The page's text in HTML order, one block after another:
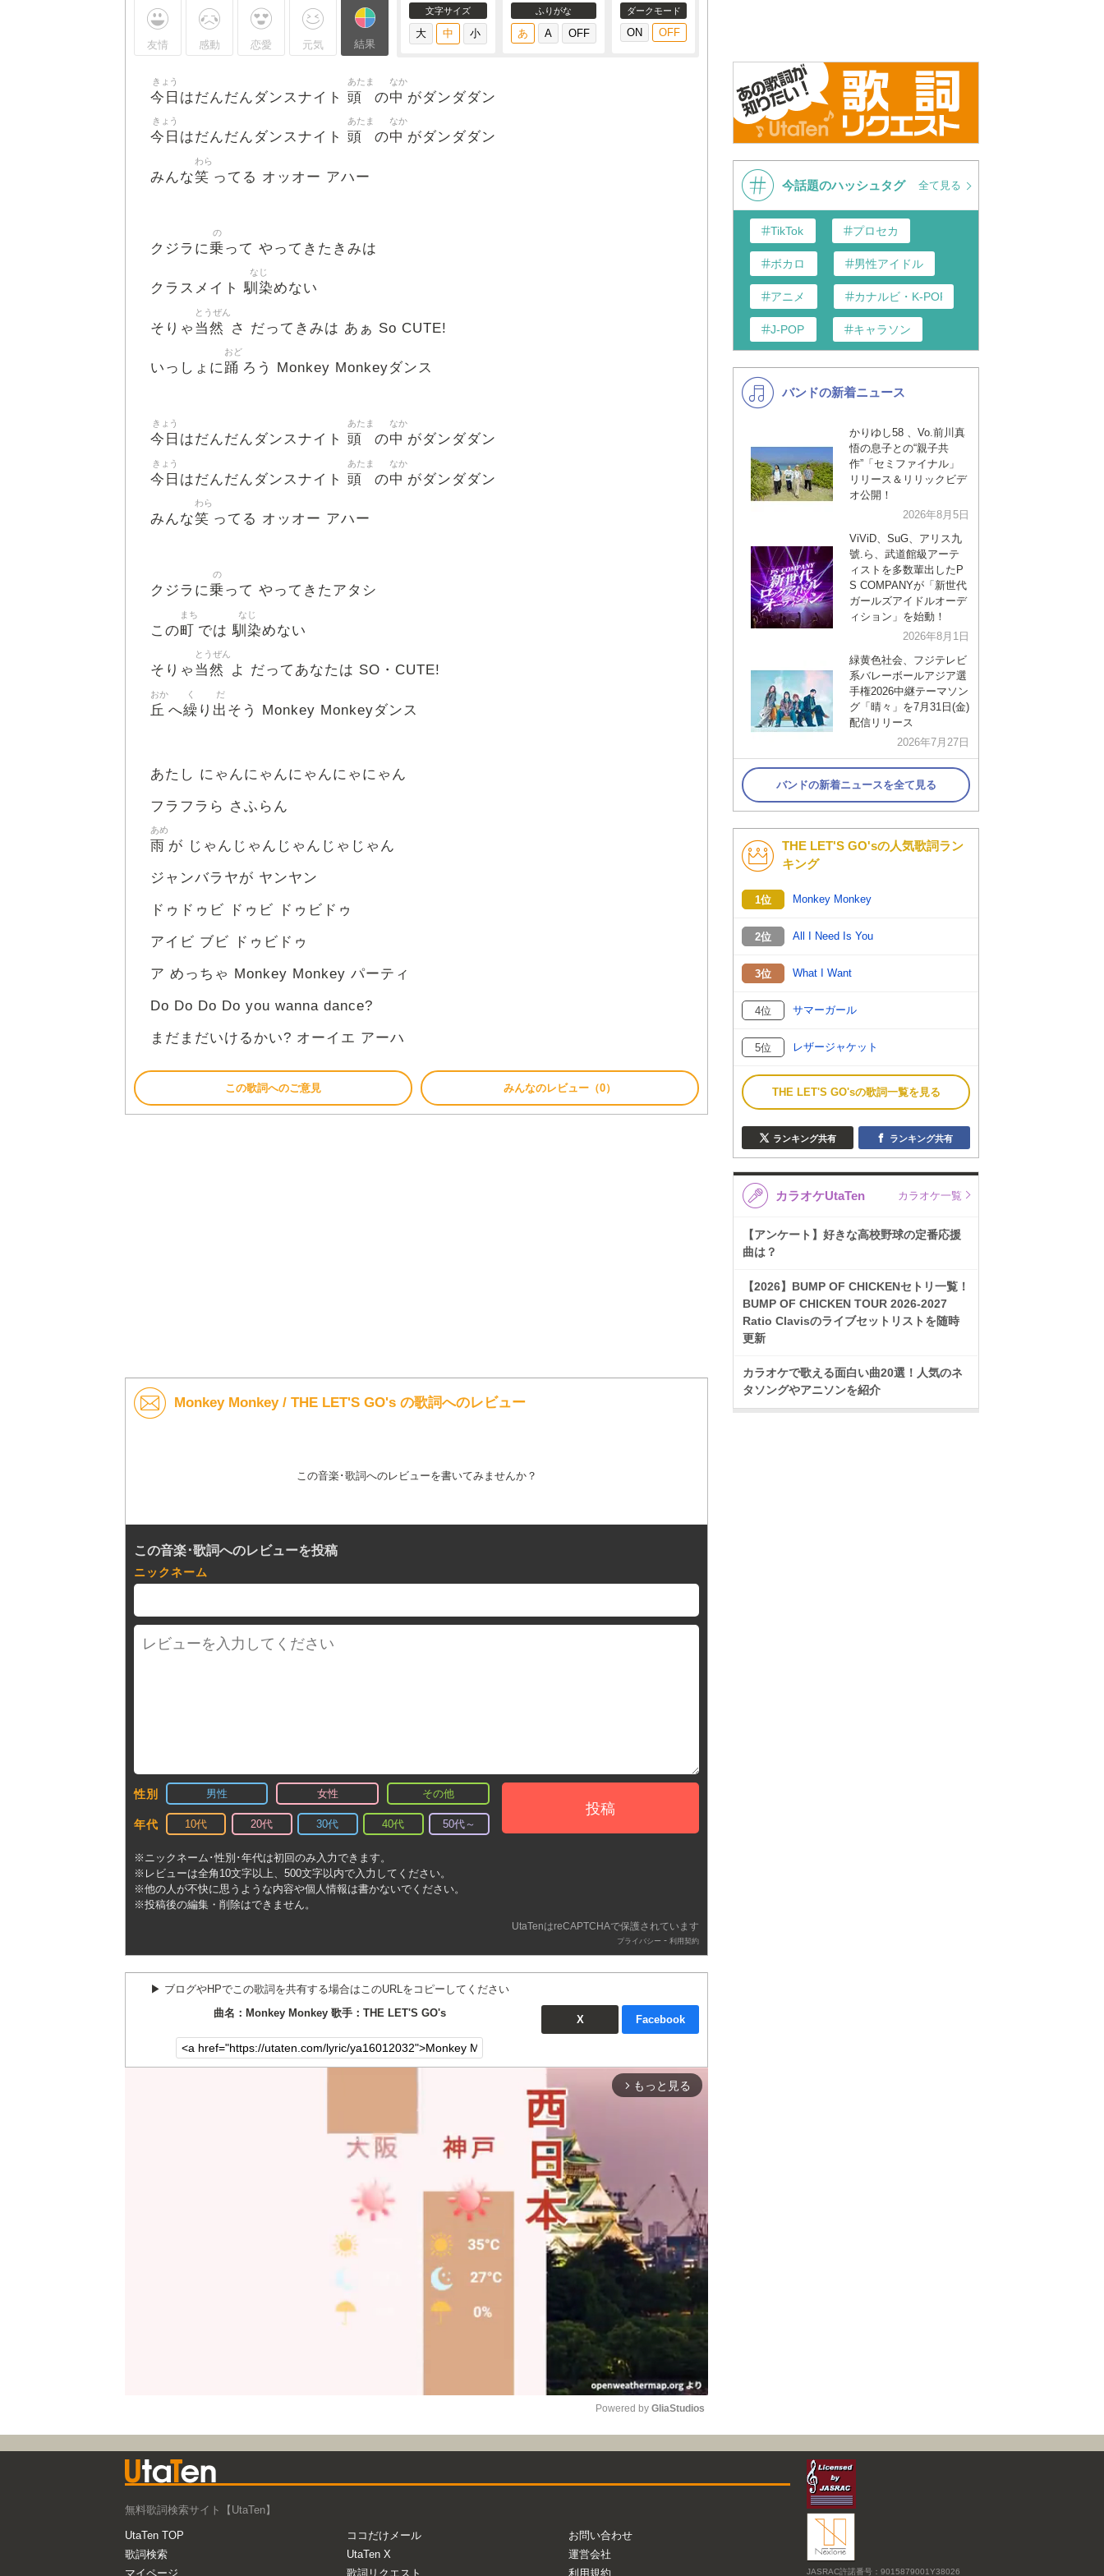
友情 感動 恋愛 元気 結果
文字サイズ ふりがな ダークモード
今日
きょう
はだんだんダンスナイト 頭
あたま
の中
なか
がダンダダン
今日
きょう
はだんだんダンスナイト 頭
あたま
の中
なか
がダンダダン
みんな笑
わら
ってる オッオー アハー
クジラに乗
の
って やってきたきみは
クラスメイト馴染
なじ
めない
そりゃ 当然
とうぜん
さ だってきみは あぁ So CUTE!
いっしょに踊
おど
ろう Monkey Monkeyダンス
今日
きょう
はだんだんダンスナイト 頭
あたま
の中
なか
がダンダダン
今日
きょう
はだんだんダンスナイト 頭
あたま
の中
なか
がダンダダン
みんな笑
わら
ってる オッオー アハー
クジラに乗
の
って やってきたアタシ
この町
まち
では馴染
なじ
めない
そりゃ 当然
とうぜん
よ だってあなたは SO・CUTE!
丘
おか
へ繰
く
り 出
だ
そう Monkey Monkeyダンス
あたし にゃんにゃんにゃんにゃにゃん
フラフラら さふらん
雨
あめ
が じゃんじゃんじゃんじゃじゃん
ジャンバラヤが ヤンヤン
ドゥドゥビ ドゥビ ドゥビドゥ
アイビ ブビ ドゥビドゥ
ア めっちゃ Monkey Monkey パーティ
Do Do Do Do you wanna dance?
まだまだいけるかい? オーイエ アーハ
この歌詞へのご意見 みんなのレビュー（0）
Monkey Monkey / THE LET'S GO's の歌詞へのレビュー
この音楽･歌詞へのレビューを書いてみませんか？
この音楽･歌詞へのレビューを投稿
ニックネーム
性別 男性 女性 その他
年代 10代 20代 30代 40代 50代～
投稿
※ニックネーム･性別･年代は初回のみ入力できます。
※レビューは全角10文字以上、500文字以内で入力してください。
※他の人が不快に思うような内容や個人情報は書かないでください。
※投稿後の編集・削除はできません。
UtaTenはreCAPTCHAで保護されています
プライバシー - 利用契約
▶︎ ブログやHPでこの歌詞を共有する場合はこのURLをコピーしてください
曲名：Monkey Monkey 歌手：THE LET'S GO's
X Facebook
arrow_forward_ios もっと見る
Mute
Powered by GliaStudios
今話題のハッシュタグ 全て見る
TikTok プロセカ
ボカロ 男性アイドル
アニメ カナルビ・K-POP和訳
J-POP キャラソン
K-POP バンド
洋楽
VTuber ディズニー
バンドの新着ニュース
かりゆし58 、Vo.前川真
悟の息子との“親子共
作”「セミファイナル」
リリース＆リリックビデ
オ公開！
2026年8月5日
ViViD、SuG、アリス九
號.ら、武道館級アーテ
ィストを多数輩出したP
S COMPANYが「新世代
ガールズアイドルオーデ
ィション」を始動！
2026年8月1日
緑黄色社会、フジテレビ
系バレーボールアジア選
手権2026中継テーマソン
グ「晴々」を7月31日(金)
配信リリース
2026年7月27日
バンドの新着ニュースを全て見る
THE LET'S GO'sの人気歌詞ラン
キング
1位 Monkey Monkey
2位 All I Need Is You
3位 What I Want
4位 サマーガール
5位 レザージャケット
THE LET'S GO'sの歌詞一覧を見る
ランキング共有 ランキング共有
カラオケUtaTen カラオケ一覧
【アンケート】好きな高校野球の定番応援
曲は？
【2026】BUMP OF CHICKENセトリ一覧！
BUMP OF CHICKEN TOUR 2026-2027
Ratio Clavisのライブセットリストを随時
更新
カラオケで歌える面白い曲20選！人気のネ
タソングやアニソンを紹介
無料歌詞検索サイト【UtaTen】
UtaTen TOP
歌詞検索
マイページ
ココだけメール
UtaTen X
歌詞リクエスト
お問い合わせ
運営会社
利用規約
JASRAC許諾番号：9015879001Y38026